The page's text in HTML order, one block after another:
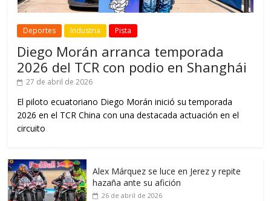
Deportes Industria Pista
Diego Morán arranca temporada
2026 del TCR con podio en Shanghái
27 de abril de 2026
El piloto ecuatoriano Diego Morán inició su temporada
2026 en el TCR China con una destacada actuación en el
circuito
Alex Márquez se luce en Jerez y repite
hazaña ante su afición
26 de abril de 2026